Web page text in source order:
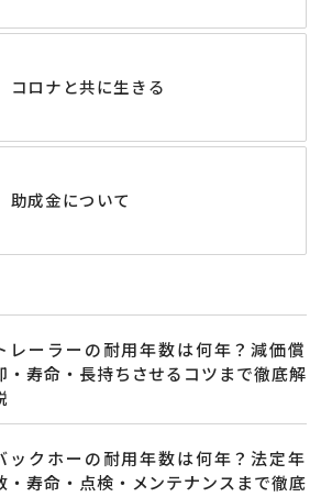
コロナと共に生きる
助成金について
レーラーの耐用年数は何年？減価償
・寿命・長持ちさせるコツまで徹底解
ックホーの耐用年数は何年？法定年
・寿命・点検・メンテナンスまで徹底